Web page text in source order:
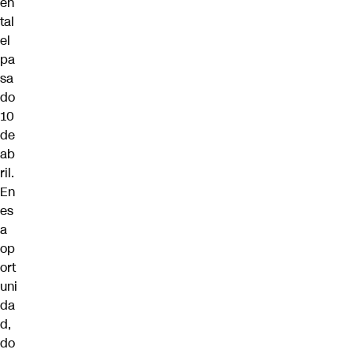
tal
el
pa
sa
do
10
de
ab
ril.
En
es
a
op
ort
uni
da
d,
do